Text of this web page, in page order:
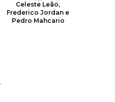
Celeste Leão,
Frederico Jordan e
Pedro Mahcario